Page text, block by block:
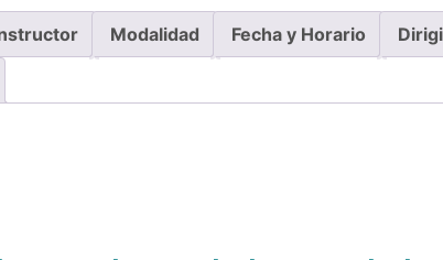
Modalidad Fecha y Horario